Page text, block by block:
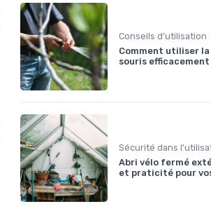
Conseils d'utilisation
Comment utiliser la
souris efficacement
Abri vélo fermé
et praticité pour